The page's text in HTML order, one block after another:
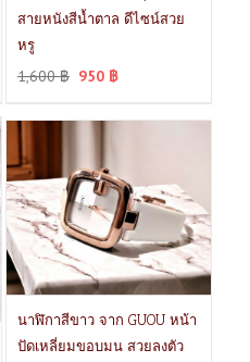
สายหนังสีน้ำตาล ดีไซน์สวย
หรู
1,600฿ 950 ฿
นาฬิกาสีขาว จาก GUOU หน้า
ปัดเหลี่ยมขอบมน สวยลงตัว